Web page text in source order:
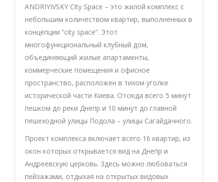
ANDRIYIVSKY City Space – это жилой комплекс с
небольшим количеством квартир, выполненных в
концепции “city space”. Этот
многофункциональный клубный дом,
объединяющий жилые апартаменты,
коммерческие помещения и офисное
пространство, расположен в тихом уголке
исторической части Киева. Отсюда всего 5 минут
пешком до реки Днепр и 10 минут до главной
пешеходной улицы Подола – улицы Сагайдачного.
Проект комплекса включает всего 16 квартир, из
окон которых открывается вид на Днепр и
Андреевскую церковь. Здесь можно любоваться
пейзажами, отдыхая на открытых видовых